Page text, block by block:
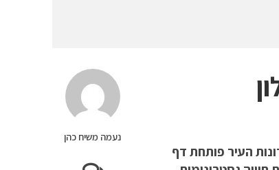
נעמה משיח כהן
העיר פותחת דף